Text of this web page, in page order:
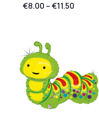
€8.00 –€11.50